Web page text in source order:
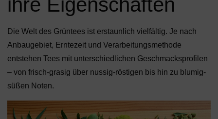
Die Welt des Grüntees ist erstaunlich vielfältig. Je nach
Anbaugebiet, Erntezeit und Verarbeitungsmethode
entstehen Tees mit unterschiedlichen Geschmacksprofilen
– von frisch-grasig über nussig-röstigen bis hin zu blumig-
süßen Noten.